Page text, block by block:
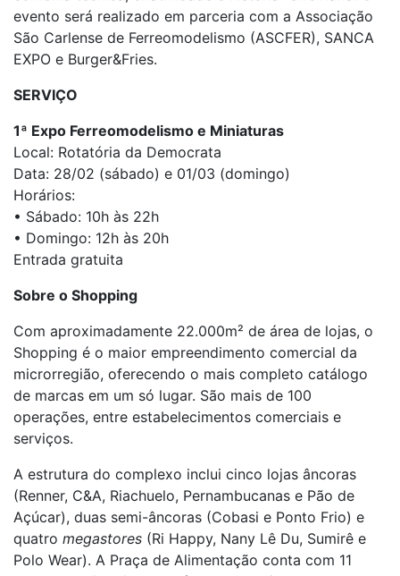
evento será realizado em parceria com a Associação
São Carlense de Ferreomodelismo (ASCFER), SANCA
EXPO e Burger&Fries.
SERVIÇO
1ª Expo Ferreomodelismo e Miniaturas
Local: Rotatória da Democrata
Data: 28/02 (sábado) e 01/03 (domingo)
Horários:
• Sábado: 10h às 22h
• Domingo: 12h às 20h
Entrada gratuita
Sobre o Shopping
Com aproximadamente 22.000m² de área de lojas, o
Shopping é o maior empreendimento comercial da
microrregião, oferecendo o mais completo catálogo
de marcas em um só lugar. São mais de 100
operações, entre estabelecimentos comerciais e
serviços.
A estrutura do complexo inclui cinco lojas âncoras
(Renner, C&A, Riachuelo, Pernambucanas e Pão de
Açúcar), duas semi-âncoras (Cobasi e Ponto Frio) e
quatro megastores (Ri Happy, Nany Lê Du, Sumirê e
Polo Wear). A Praça de Alimentação conta com 11